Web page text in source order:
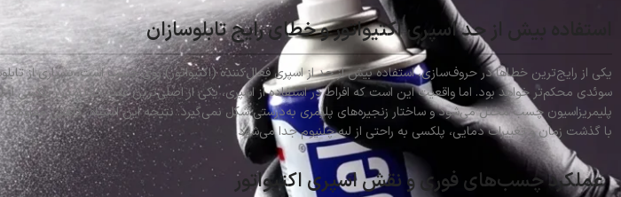
استفاده بیش از حد اسپری اکتیواتور و خطای رایج تابلوسازان
یکی از رایج‌ترین خطاها در حروف‌سازی، استفاده بیش از حد از اسپری فعال‌کننده (اکتیواتور) روی چسب است. بسیاری از
سوئدی محکم‌تر خواهد بود. اما واقعیت این است که افراط در استفاده از اسپری، یکی از اصلی‌ترین علت جدا شدن
پلیمریزاسیون چسب مختل می‌شود و ساختار زنجیره‌های پلیمری به‌درستی شکل نمی‌گیرد. نتیجه این اشتباه، کاهش
با گذشت زمان و تغییرات دمایی، پلکسی به راحتی از لبه چلنیوم جدا می‌شود.
عملکرد چسب‌های فوری و نقش اسپری اکتیواتور